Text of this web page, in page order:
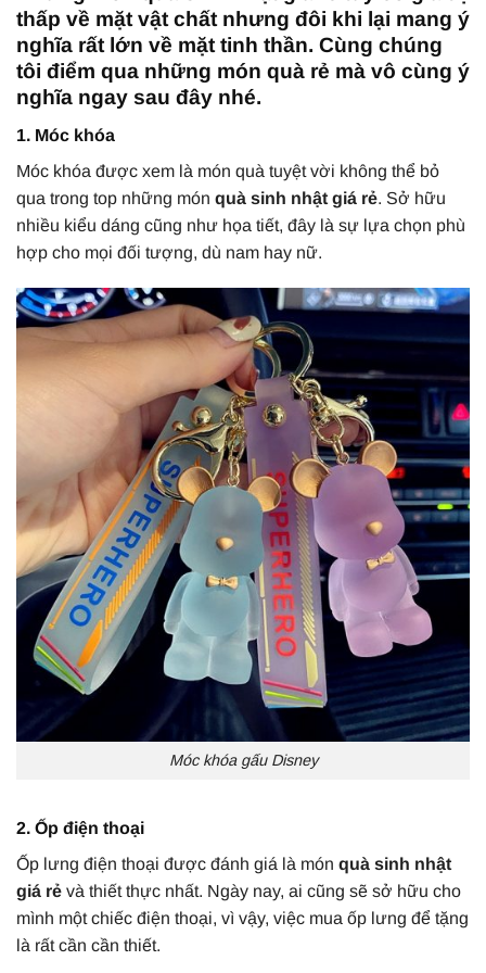
thấp về mặt vật chất nhưng đôi khi lại mang ý
nghĩa rất lớn về mặt tinh thần. Cùng chúng
tôi điểm qua những món quà rẻ mà vô cùng ý
nghĩa ngay sau đây nhé.
1. Móc khóa
Móc khóa được xem là món quà tuyệt vời không thể bỏ
qua trong top những món quà sinh nhật giá rẻ. Sở hữu
nhiều kiểu dáng cũng như họa tiết, đây là sự lựa chọn phù
hợp cho mọi đối tượng, dù nam hay nữ.
Móc khóa gấu Disney
2. Ốp điện thoại
Ốp lưng điện thoại được đánh giá là món quà sinh nhật
giá rẻ và thiết thực nhất. Ngày nay, ai cũng sẽ sở hữu cho
mình một chiếc điện thoại, vì vậy, việc mua ốp lưng để tặng
là rất cần cần thiết.